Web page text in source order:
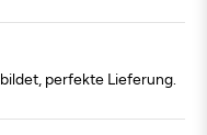
perfekte Lieferung.